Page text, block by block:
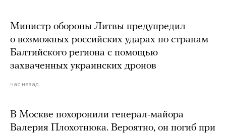
Министр обороны Литвы предупредил
о возможных российских ударах по странам
Балтийского региона с помощью
захваченных украинских дронов
час назад
В Москве похоронили генерал-майора
Валерия Плохотнюка. Вероятно, он погиб при